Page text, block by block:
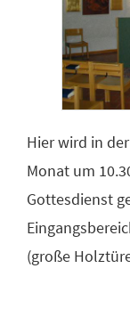
Hier wird in
Monat um
Gottesdienst
(große